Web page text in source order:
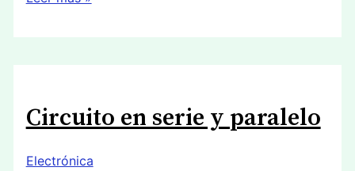
Circuito en serie y paralelo
Electrónica